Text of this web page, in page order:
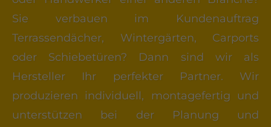
Sie verbauen im Kundenauftrag
Terrassendächer, Wintergärten, Carports
oder Schiebetüren? Dann sind wir als
Hersteller Ihr perfekter Partner. Wir
produzieren individuell, montagefertig und
unterstützen bei der Planung und